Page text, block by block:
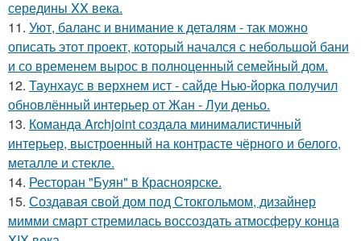
середины XX века.
11. Уют, баланс и внимание к деталям - так можно
описать этот проект, который начался с небольшой бани
и со временем вырос в полноценный семейный дом.
12. Таунхаус в верхнем ист - сайде Нью-йорка получил
обновлённый интерьер от Жан - Луи деньо.
13. Команда Archjoint создала минималистичный
интерьер, выстроенный на контрасте чёрного и белого,
металле и стекле.
14. Ресторан "Буян" в Красноярске.
15. Создавая свой дом под Стокгольмом, дизайнер
мимми смарт стремилась воссоздать атмосферу конца